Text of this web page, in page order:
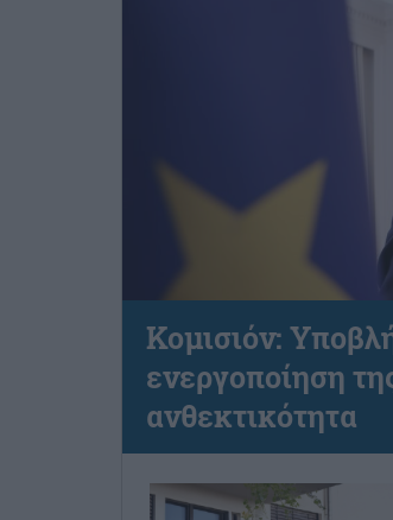
Κομισιόν:
ενεργοποίηση
ανθεκτικότητα